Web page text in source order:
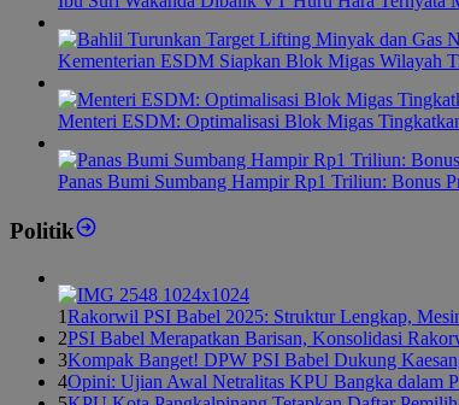
Kementerian ESDM Siapkan Blok Migas Wilayah
Menteri ESDM: Optimalisasi Blok Migas
Panas Bumi Sumbang Hampir Rp1 Triliun: Bonus
Politik
1Rakorwil PSI Babel 2025: Struktur Lengkap,
2PSI Babel Merapatkan Barisan, Konsolidasi
3Kompak Banget! DPW PSI Babel Dukung
4Opini: Ujian Awal Netralitas KPU Bangka dalam